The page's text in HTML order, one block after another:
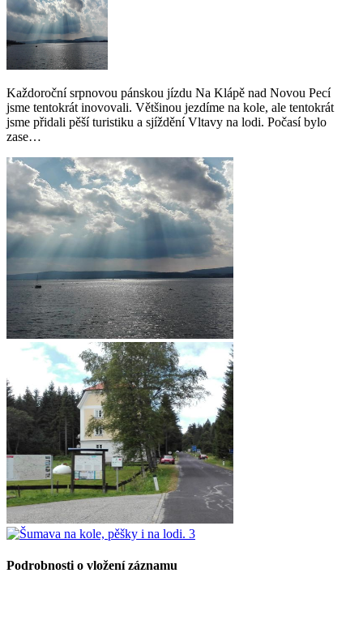
Každoroční srpnovou pánskou jízdu Na Klápě nad Novou Pecí
jsme tentokrát inovovali. Většinou jezdíme na kole, ale tentokrát
jsme přidali pěší turistiku a sjíždění Vltavy na lodi. Počasí bylo
zase…
Podrobnosti o vložení záznamu